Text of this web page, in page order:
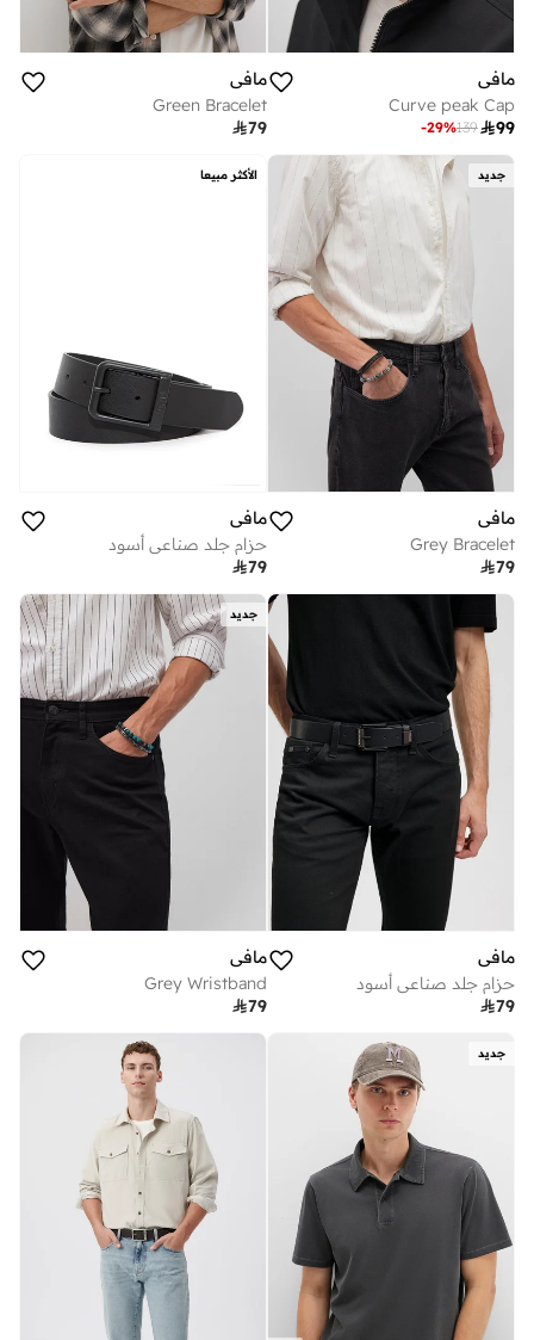
مافي
Curve peak Cap
99
139
-29%
مافي
Green Bracelet
79
جديد
مافي
Grey Bracelet
79
الأكثر مبيعا
مافي
حزام جلد صناعي أسود
79
مافي
حزام جلد صناعي أسود
79
جديد
مافي
Grey Wristband
79
جديد